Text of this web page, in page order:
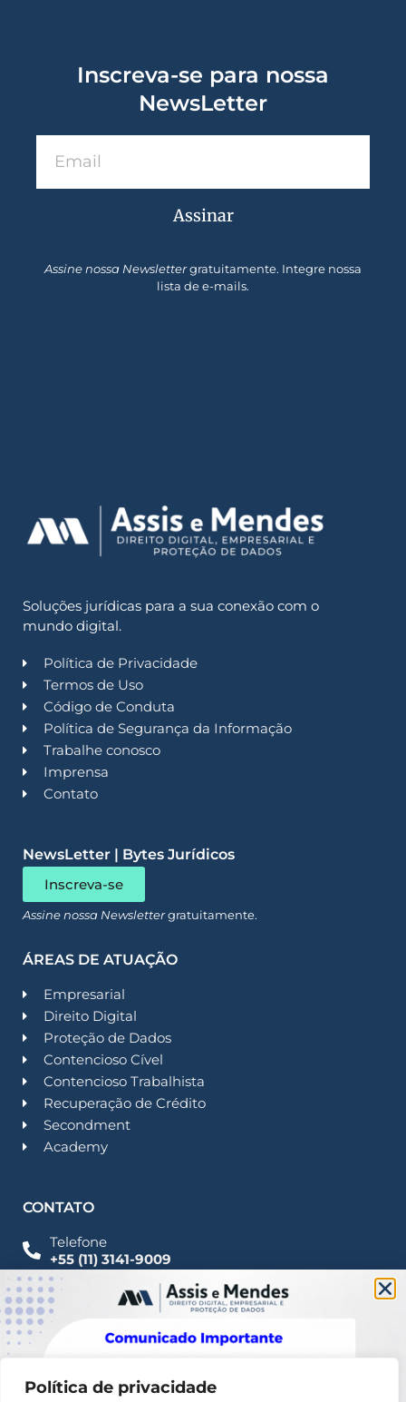
Política de privacidade
Inscreva-se para nossa
NewsLetter
Assinar
Assine nossa Newslettergratuitamente. Integre nossa
lista de e-mails.
Soluções jurídicas para a sua conexão com o
mundo digital.
Política de Privacidade
Termos de Uso
Código de Conduta
Política de Segurança da Informação
Trabalhe conosco
Imprensa
Contato
NewsLetter | Bytes Jurídicos
Inscreva-se
Assine nossa Newslettergratuitamente.
ÁREAS DE ATUAÇÃO
Empresarial
Direito Digital
Proteção de Dados
Contencioso Cível
Contencioso Trabalhista
Recuperação de Crédito
Secondment
Academy
CONTATO
Telefone
+55 (11) 3141-9009
Imprensa
Fale Conosco
contato@assisemendes.com.br
Alameda Santos, 1165 Paulista - CEP 01419-001 -
SP